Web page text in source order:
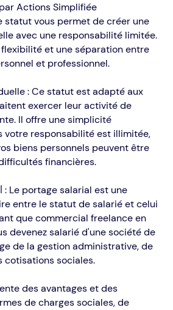
Actions Simplifiée
statut vous permet de créer une
avec une responsabilité limitée.
et une séparation entre
et professionnel.
: Ce statut est adapté aux
exercer leur activité de
Il offre une simplicité
votre responsabilité est illimitée,
biens personnels peuvent être
financières.
: Le portage salarial est une
entre le statut de salarié et celui
que commercial freelance en
devenez salarié d'une société de
de la gestion administrative, de
cotisations sociales.
des avantages et des
de charges sociales, de